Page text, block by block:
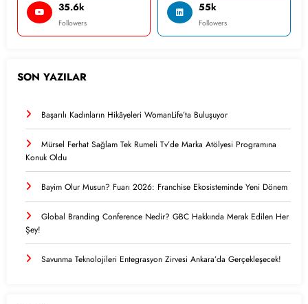
35.6k
Followers
55k
Followers
SON YAZILAR
Başarılı Kadınların Hikâyeleri WomanLife’ta Buluşuyor
Mürsel Ferhat Sağlam Tek Rumeli Tv’de Marka Atölyesi Programına
Konuk Oldu
Bayim Olur Musun? Fuarı 2026: Franchise Ekosisteminde Yeni Dönem
Global Branding Conference Nedir? GBC Hakkında Merak Edilen Her
Şey!
Savunma Teknolojileri Entegrasyon Zirvesi Ankara’da Gerçekleşecek!